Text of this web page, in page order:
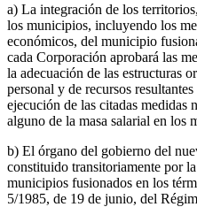
a) La integración de los
los municipios, incluyendo los
económicos, del municipio
cada Corporación aprobará las
la adecuación de las estructuras
personal y de recursos
ejecución de las citadas medidas
alguno de la masa salarial en los
b) El órgano del gobierno del
constituido transitoriamente por
municipios fusionados en los
5/1985, de 19 de junio, del